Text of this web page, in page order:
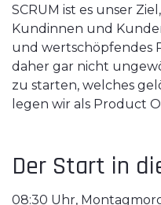
SCRUM ist es unser
Kundinnen und
und wertschöpfendes
daher gar nicht
zu starten, welches
legen wir als Product
Der Start in
08:30 Uhr,